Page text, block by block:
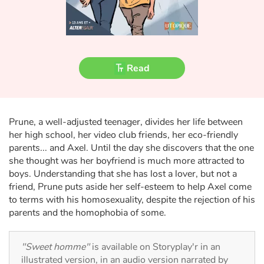
Fable, myth, literature and poetry
Princesses and princes, kings, queens and dragons
Ogres, monsters and witches
Ecology, nature, seasons
The animals
Travel, epic, investigation, adventure
Around the world
Read
Prune, a well-adjusted teenager, divides her life between
her high school, her video club friends, her eco-friendly
parents... and Axel. Until the day she discovers that the one
she thought was her boyfriend is much more attracted to
boys. Understanding that she has lost a lover, but not a
friend, Prune puts aside her self-esteem to help Axel come
to terms with his homosexuality, despite the rejection of his
parents and the homophobia of some.
"Sweet homme"is available on Storyplay'r in an
illustrated version, in an audio version narrated by